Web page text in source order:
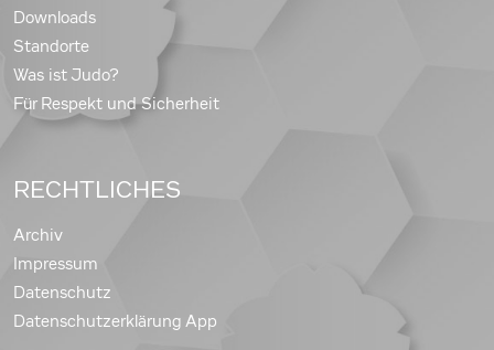
Downloads
Standorte
Was ist Judo?
Für Respekt und Sicherheit
RECHTLICHES
Archiv
Impressum
Datenschutz
Datenschutzerklärung App